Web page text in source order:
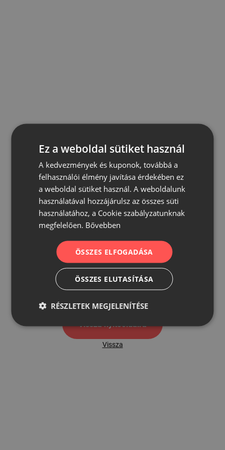
500
Vissza nyítóoldalra
Vissza
Ez a weboldal sütiket használ
A kedvezmények és kuponok, továbbá a
felhasználói élmény javítása érdekében ez
a weboldal sütiket használ. A weboldalunk
használatával hozzájárulsz az összes süti
használatához, a Cookie szabályzatunknak
megfelelően. Bővebben
ÖSSZES ELFOGADÁSA
ÖSSZES ELUTASÍTÁSA
RÉSZLETEK MEGJELENÍTÉSE